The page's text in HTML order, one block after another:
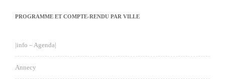
PROGRAMME ET COMPTE-RENDU PAR VILLE
|info – Agenda|
Annecy